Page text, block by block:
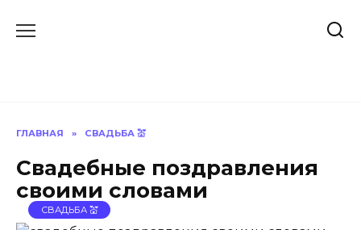
ГЛАВНАЯ » СВАДЬБА 💒
Свадебные поздравления
своими словами
СВАДЬБА 💒